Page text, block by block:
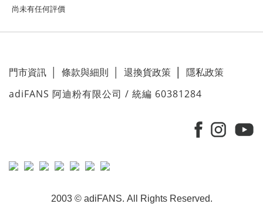
尚未有任何評價
門市資訊 條款與細則 退換貨政策 隱私政策
adiFANS 阿迪粉有限公司 / 統編 60381284
2003 © adiFANS. All Rights Reserved.